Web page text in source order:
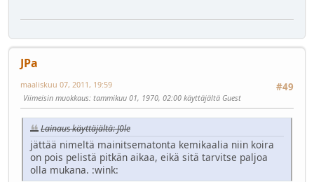
JPa
#49
maaliskuu 07, 2011, 19:59
Viimeisin muokkaus: tammikuu 01, 1970, 02:00 käyttäjältä Guest
Lainaus käyttäjältä: J0le
jättää nimeltä mainitsematonta kemikaalia niin koira
on pois pelistä pitkän aikaa, eikä sitä tarvitse paljoa
olla mukana. :wink: